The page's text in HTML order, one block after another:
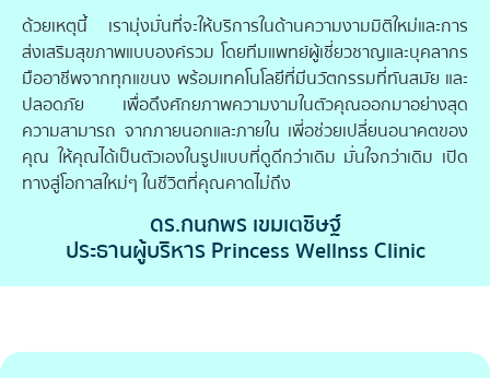
ด้วยเหตุนี้ เรามุ่งมั่นที่จะให้บริการในด้านความงามมิติใหม่และการ
ส่งเสริมสุขภาพแบบองค์รวม โดยทีมแพทย์ผู้เชี่ยวชาญและบุคลากร
มืออาชีพจากทุกแขนง พร้อมเทคโนโลยีที่มีนวัตกรรมที่ทันสมัย และ
ปลอดภัย เพื่อดึงศักยภาพความงามในตัวคุณออกมาอย่างสุด
ความสามารถ จากภายนอกและภายใน เพี่อช่วยเปลี่ยนอนาคตของ
คุณ ให้คุณได้เป็นตัวเองในรูปแบบที่ดูดีกว่าเดิม มั่นใจกว่าเดิม เปิด
ทางสู่โอกาสใหม่ๆ ในชีวิตที่คุณคาดไม่ถึง
ดร.กนกพร เขมเตชิษฐ์
ประธานผู้บริหาร Princess Wellnss Clinic